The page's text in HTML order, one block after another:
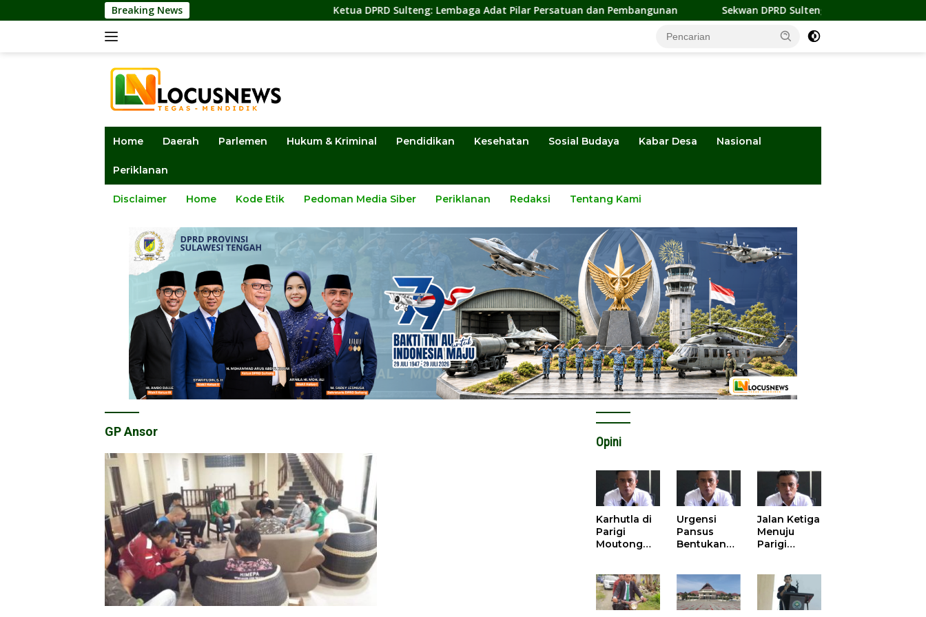
ke
Breaking News Ketua DPRD Sulteng: Lembaga Adat Pilar Persatuan dan Pembangunan Sekwan DPRD Sulteng Jadi Pengurus BMA 2026-2031,
Home Daerah Parlemen Hukum & Kriminal Pendidikan Kesehatan Sosial Budaya Kabar Desa Nasional
Periklanan
Disclaimer Home Kode Etik Pedoman Media Siber Periklanan Redaksi Tentang Kami
GP Ansor
Opini
Karhutla di
Parigi
Moutong
Tantangan
Tata Kelola
Mitigasi
Urgensi
Pansus
Bentukan
Kisruh
Pengusulan
52 Titik
Jalan Ketiga
Menuju
Parigi
Beradab